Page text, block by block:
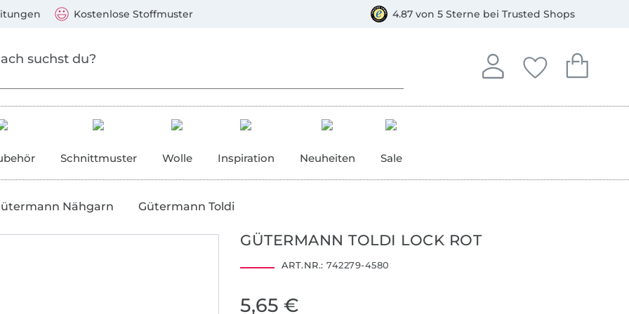
Kostenlose Stoffmuster 4.87 von 5 Sterne bei Trusted Shops
Anmelden
In deinem Konto
Deine
Du hast keine
Dein
Du hast
Schnittmuster Wolle Inspiration Neuheiten Sale
Nähgarn Gütermann Toldi
GÜTERMANN TOLDI LOCK ROT
ART.NR.: 742279-4580
5,65 €
Mastercard, PayPal, Giropay, Kauf auf Rechnung, Vorkasse